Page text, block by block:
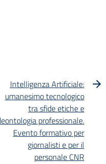
Intelligenza Artificiale:
umanesimo tecnologico
tra sfide etiche e
professionale.
Evento formativo per
giornalisti e per il
personale CNR